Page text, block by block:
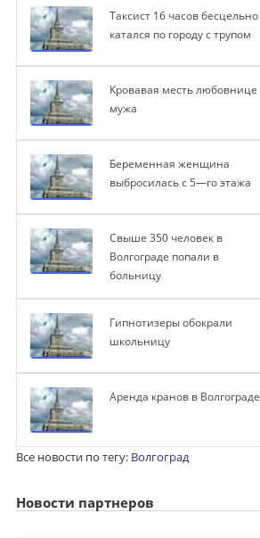
Таксист 16 часов бесцельно
катался по городу с трупом
Кровавая месть любовнице
мужа
Беременная женщина
выбросилась с 5—го этажа
Свыше 350 человек в
Волгограде попали в
больницу
Гипнотизеры обокрали
школьницу
Аренда кранов в Волгограде
Все новости по тегу: Волгоград
Новости партнеров